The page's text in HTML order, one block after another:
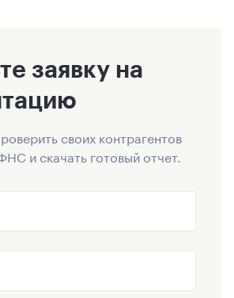
заявку на
своих контрагентов
и скачать готовый отчет.